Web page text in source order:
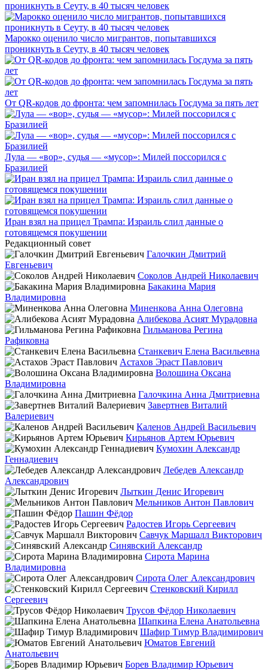
Марокко оценило число мигрантов, попытавшихся
проникнуть в Сеуту, в 40 тысяч человек
От QR-кодов до фронта: чем запомнилась Госдума за пять лет
Лула — «вор», судья — «мусор»: Милей поссорился с
Бразилией
Иран взял на прицел Трампа: Израиль слил данные о
готовящемся покушении
Редакционный совет
Галочкин Дмитрий
Евгеньевич
Соколов Андрей Николаевич
Бакакина Мария
Владимировна
Миненкова Анна Олеговна
Алибекова Асият Мурадовна
Гильманова Регина
Рафиковна
Станкевич Елена Васильевна
Астахов Эраст Павлович
Волошина Оксана
Владимировна
Галочкина Анна Дмитриевна
Завертнев Виталий
Валериевич
Каленов Андрей Васильевич
Кирьянов Артем Юрьевич
Кумохин Александр
Геннадиевич
Лебедев Александр
Александрович
Лыткин Денис Игоревич
Мельников Антон Павлович
Пашин Фёдор
Радостев Игорь Сергеевич
Савчук Маршалл Викторович
Синявский Александр
Сирота Марина
Владимировна
Сирота Олег Александрович
Стенковский Кирилл
Сергеевич
Трусов Фёдор Николаевич
Шапкина Елена Анатольевна
Шафир Тимур Владимирович
Юматов Евгений
Анатольевич
Борев Владимир Юрьевич